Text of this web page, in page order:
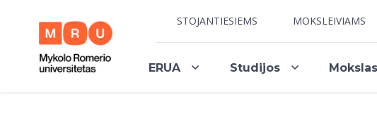
STOJANTIESIEMS MOKSLEIVIAMS
ERUA Studijos Mokslas